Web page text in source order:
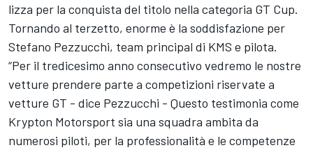
lizza per la conquista del titolo nella categoria GT Cup.
Tornando al terzetto, enorme è la soddisfazione per
Stefano Pezzucchi, team principal di KMS e pilota.
“Per il tredicesimo anno consecutivo vedremo le nostre
vetture prendere parte a competizioni riservate a
vetture GT - dice Pezzucchi - Questo testimonia come
Krypton Motorsport sia una squadra ambita da
numerosi piloti, per la professionalità e le competenze